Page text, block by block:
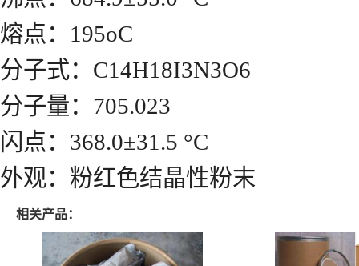
熔点：195oC
分子式：C14H18I3N3O6
分子量：705.023
闪点：368.0±31.5 °C
外观：粉红色结晶性粉末
相关产品：